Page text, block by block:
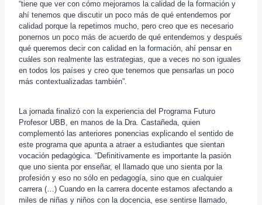
“tiene que ver con cómo mejoramos la calidad de la formación y
ahí tenemos que discutir un poco más de qué entendemos por
calidad porque la repetimos mucho, pero creo que es necesario
ponernos un poco más de acuerdo de qué entendemos y después
qué queremos decir con calidad en la formación, ahí pensar en
cuáles son realmente las estrategias, que a veces no son iguales
en todos los países y creo que tenemos que pensarlas un poco
más contextualizadas también”.
La jornada finalizó con la experiencia del Programa Futuro
Profesor UBB, en manos de la Dra. Castañeda, quien
complementó las anteriores ponencias explicando el sentido de
este programa que apunta a atraer a estudiantes que sientan
vocación pedagógica. “Definitivamente es importante la pasión
que uno sienta por enseñar, el llamado que uno sienta por la
profesión y eso no sólo en pedagogía, sino que en cualquier
carrera (…) Cuando en la carrera docente estamos afectando a
miles de niñas y niños con la docencia, ese sentirse llamado,